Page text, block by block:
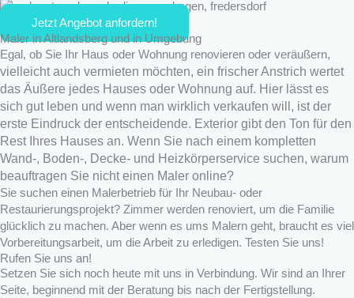
Jetzt Angebot anfordern!
Maler in Altlandsberg und in Umgebung
Egal, ob Sie Ihr Haus oder Wohnung renovieren oder veräußern,
vielleicht auch vermieten möchten, ein frischer Anstrich wertet
das Äußere jedes Hauses oder Wohnung auf. Hier lässt es
sich gut leben und wenn man wirklich verkaufen will, ist der
erste Eindruck der entscheidende. Exterior gibt den Ton für den
Rest Ihres Hauses an. Wenn Sie nach einem kompletten
Wand-, Boden-, Decke- und Heizkörperservice suchen, warum
beauftragen Sie nicht einen Maler online?
Sie suchen einen Malerbetrieb für Ihr Neubau- oder
Restaurierungsprojekt? Zimmer werden renoviert, um die Familie
glücklich zu machen. Aber wenn es ums Malern geht, braucht es viel
Vorbereitungsarbeit, um die Arbeit zu erledigen. Testen Sie uns!
Rufen Sie uns an!
Setzen Sie sich noch heute mit uns in Verbindung. Wir sind an Ihrer
Seite, beginnend mit der Beratung bis nach der Fertigstellung.